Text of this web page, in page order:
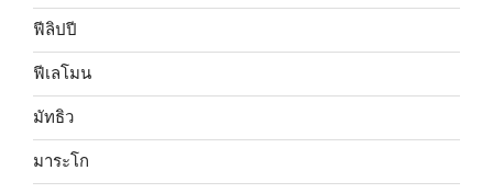
ฟีลิปปี
ฟีเลโมน
มัทธิว
มาระโก